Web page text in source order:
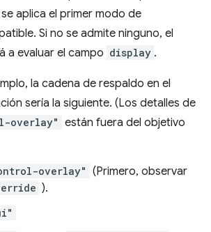
aplica el primer modo de
Si no se admite ninguno, el
a evaluar el campo display .
la cadena de respaldo en el
sería la siguiente. (Los detalles de
overlay" están fuera del objetivo
overlay" (Primero, observar
).